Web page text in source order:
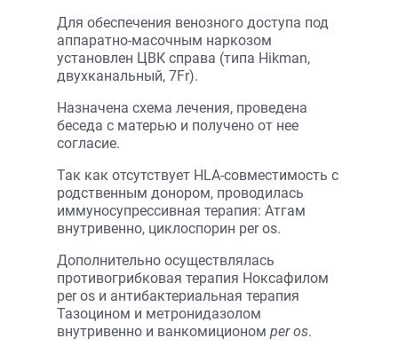
Для обеспечения венозного доступа под
аппаратно-масочным наркозом
установлен ЦВК справа (типа Hikman,
двухканальный, 7Fr).
Назначена схема лечения, проведена
беседа с матерью и получено от нее
согласие.
Так как отсутствует HLA-совместимость с
родственным донором, проводилась
иммуносупрессивная терапия: Атгам
внутривенно, циклоспорин per os.
Дополнительно осуществлялась
противогрибковая терапия Ноксафилом
per os и антибактериальная терапия
Тазоцином и метронидазолом
внутривенно и ванкомиционом per os.